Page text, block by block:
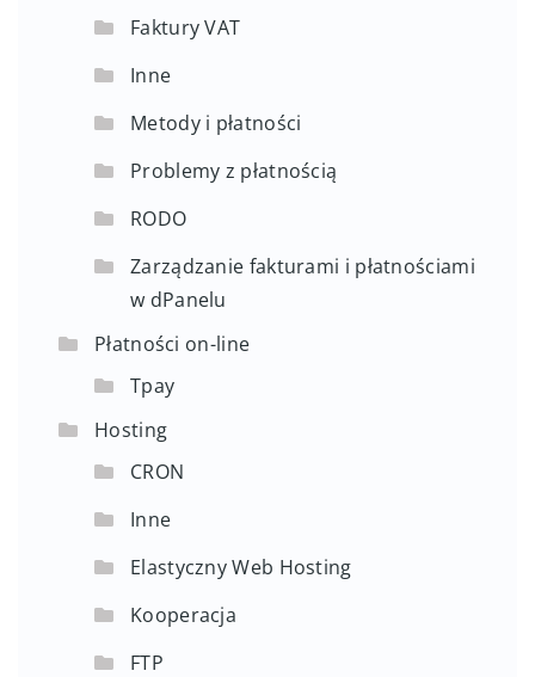
Faktury VAT
Inne
Metody i płatności
Problemy z płatnością
RODO
Zarządzanie fakturami i płatnościami
w dPanelu
Płatności on-line
Tpay
Hosting
CRON
Inne
Elastyczny Web Hosting
Kooperacja
FTP